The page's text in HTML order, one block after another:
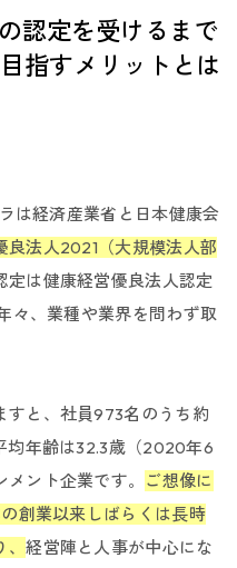
認定を受けるまで
指すメリットとは
は経済産業省と日本健康会
良法人2021（大規模法人部
定は健康経営優良法人認定
々、業種や業界を問わず取
すと、社員973名のうち約
均年齢は32.3歳（2020年6
ント企業です。 ご想像に
創業以来しばらくは長時
、経営陣と人事が中心にな